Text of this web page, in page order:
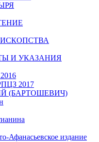
И УКАЗАНИЯ
2017
(БАРТОШЕВИЧ)
издание